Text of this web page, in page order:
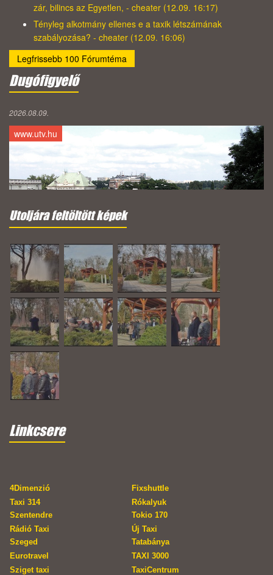
zár, bilincs az Egyetlen, - cheater (12.09. 16:17)
Tényleg alkotmány ellenes e a taxik létszámának
szabályozása? - cheater (12.09. 16:06)
Legfrissebb 100 Fórumtéma
Dugófigyelő
2026.08.09.
www.utv.hu
Utoljára feltöltött képek
Linkcsere
4Dimenzió
Fixshuttle
Taxi 314
Szentendre
Rókalyuk
Tokio 170
Rádió Taxi
Szeged
Új Taxi
Tatabánya
Eurotravel
TAXI 3000
Sziget taxi
TaxiCentrum